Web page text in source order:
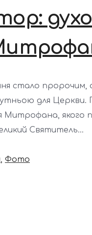
стало пророчим,
для Церкви.
Митрофана, якого
Святитель...
, Фото